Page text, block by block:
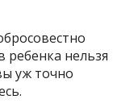
ребенка нельзя
уж точно